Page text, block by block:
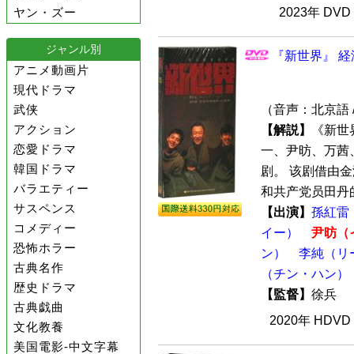
ヤン・ズー
ジャンル別
アニメ動画片
現代ドラマ
武侠
アクション
恋愛ドラマ
韓国ドラマ
バラエティー
サスペンス
コメディー
恐怖ホラー
古典名作
歴史ドラマ
古典戯曲
文化教養
美国電影-中文字幕
2023年
『新世界』
（音声：北京
【解説】
《新
一、尹昉、万茜
剧。 该剧借由
和共产党员田丹
【出演】 孫紅雷
イー）
尹昉（
ン）
李純（リ
（チン・ハン）
【監督】 徐兵
2020年